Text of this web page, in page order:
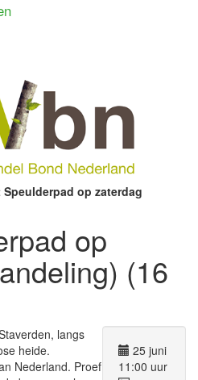
Speulderpad op zaterdag
op
(16
25 juni
11:00 uur
langs
heide.
Nederland. Proef